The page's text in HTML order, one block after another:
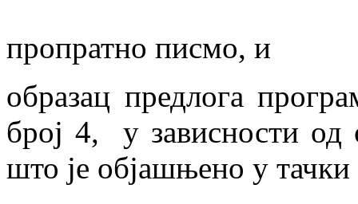
пропратно писмо, и
образац предлога
број 4, у зависности од
што је објашњено у